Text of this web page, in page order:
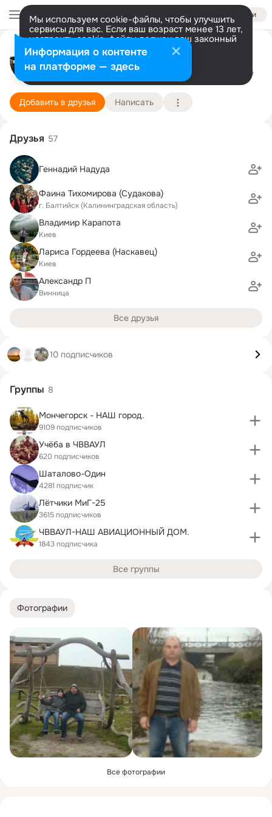
Войти
Мы используем cookie-файлы, чтобы улучшить
сервисы для вас. Если ваш возраст менее 13 лет,
настроить cookie-файлы должен ваш законный
представитель. Больше информации
Разрешить все Настроить
Александр Наскавец
Киев 14 декабря 6 школа Подробнее
Добавить в друзья Написать
Фотографии
Все фотографии
Друзья 57
Геннадий Надуда
Фаина Тихомирова (Судакова)
г. Балтийск (Калининградская область)
Владимир Карапота
Киев
Лариса Гордеева (Наскавец)
Киев
Александр П
Винница
Все друзья
10 подписчиков
Группы 8
Мончегорск - НАШ город.
9109 подписчиков
Учёба в ЧВВАУЛ
620 подписчиков
Шаталово-Один
4281 подписчик
Лётчики МиГ-25
3615 подписчиков
ЧВВАУЛ-НАШ АВИАЦИОННЫЙ ДОМ.
1843 подписчика
Все группы
Информация о контенте
на платформе — здесь